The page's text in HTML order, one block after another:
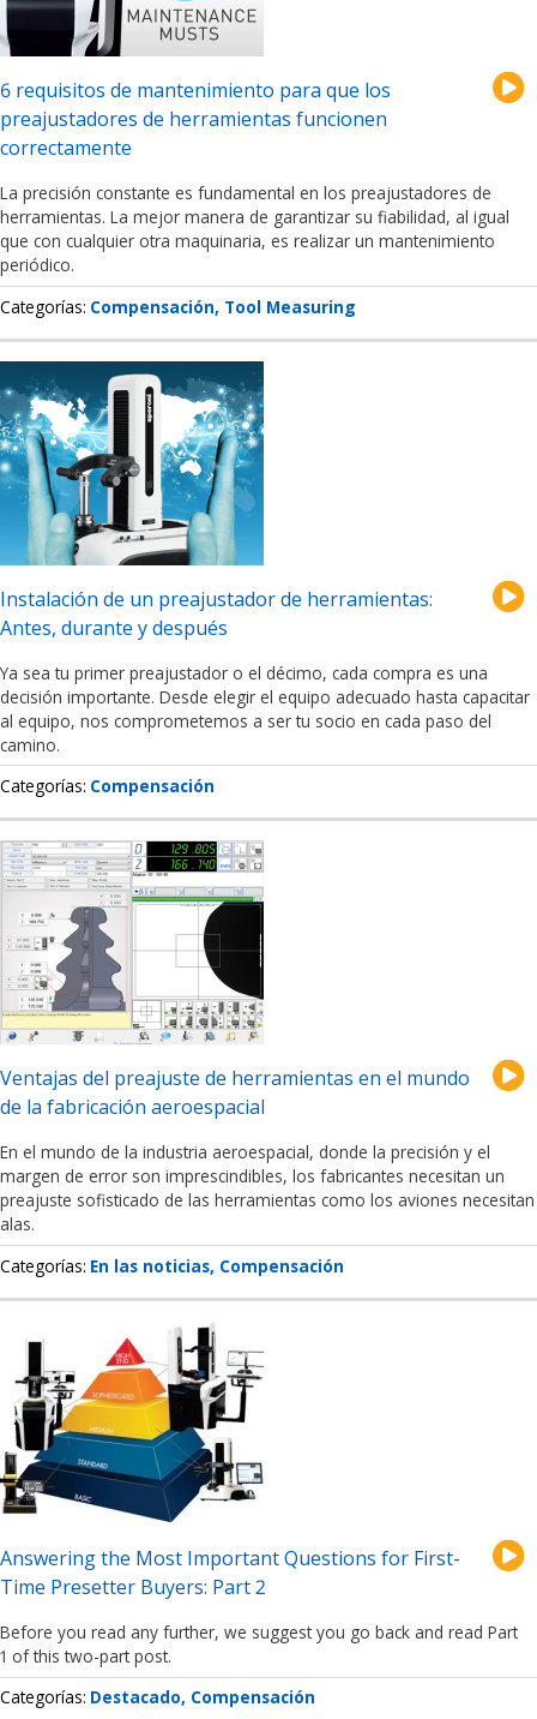
6 requisitos de mantenimiento para que los
preajustadores de herramientas funcionen
correctamente
La precisión constante es fundamental en los preajustadores de
herramientas. La mejor manera de garantizar su fiabilidad, al igual
que con cualquier otra maquinaria, es realizar un mantenimiento
periódico.
Categorías Compensación Tool Measuring
Instalación de un preajustador de herramientas:
Antes, durante y después
Ya sea tu primer preajustador o el décimo, cada compra es una
decisión importante. Desde elegir el equipo adecuado hasta capacitar
al equipo, nos comprometemos a ser tu socio en cada paso del
camino.
Categorías Compensación
Ventajas del preajuste de herramientas en el mundo
de la fabricación aeroespacial
En el mundo de la industria aeroespacial, donde la precisión y el
margen de error son imprescindibles, los fabricantes necesitan un
preajuste sofisticado de las herramientas como los aviones necesitan
alas.
Categorías En las noticias Compensación
Answering the Most Important Questions for First-
Time Presetter Buyers: Part 2
Before you read any further, we suggest you go back and read Part
1 of this two-part post.
Categorías Destacado Compensación